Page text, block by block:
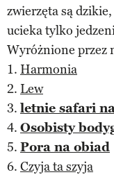
zwierzęta są
ucieka tylko
Wyróżnione przez
1. Harmonia
2. Lew
3. letnie safari na
4. Osobisty
5. Pora na obiad
6. Czyja ta szyja